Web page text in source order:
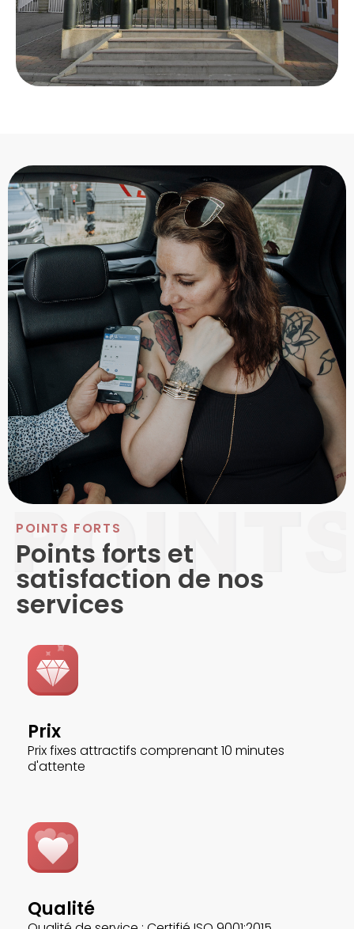
POINTS FORTS
Points forts et
satisfaction de nos
services
Prix
Prix fixes attractifs comprenant 10 minutes
d'attente
Qualité